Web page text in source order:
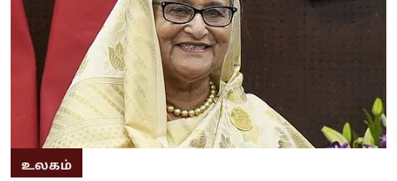
உலகம்